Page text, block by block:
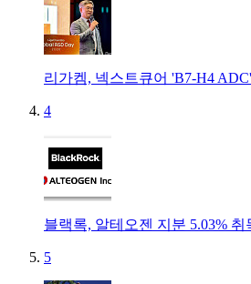
리가켐, 넥스트큐어 'B7-H4
4
블랙록, 알테오젠 지분 5.03% 취
5